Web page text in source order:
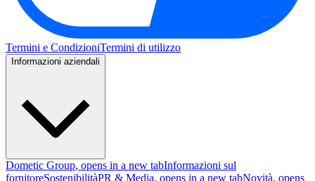
Termini e CondizioniTermini di utilizzo
Informazioni aziendali
Dometic Group, opens in a new tabInformazioni sul
fornitoreSostenibilitàPR & Media, opens in a new tabNovità, opens